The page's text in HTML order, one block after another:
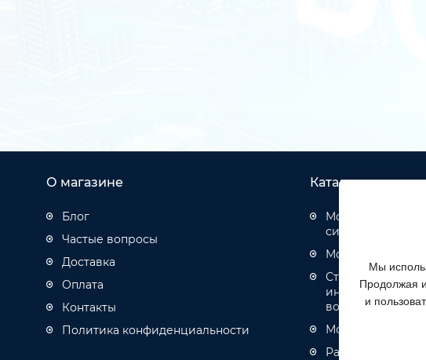
О магазине
Блог
Частые вопросы
Доставка
Оплата
Контакты
Политика конфиденциальности
Каталог товаров
Монтаж
систем
Монтаж
Строительство
инфраструктуры
водоотведения
Монтаж кабелей
Разное
Мы
Продолжая
и